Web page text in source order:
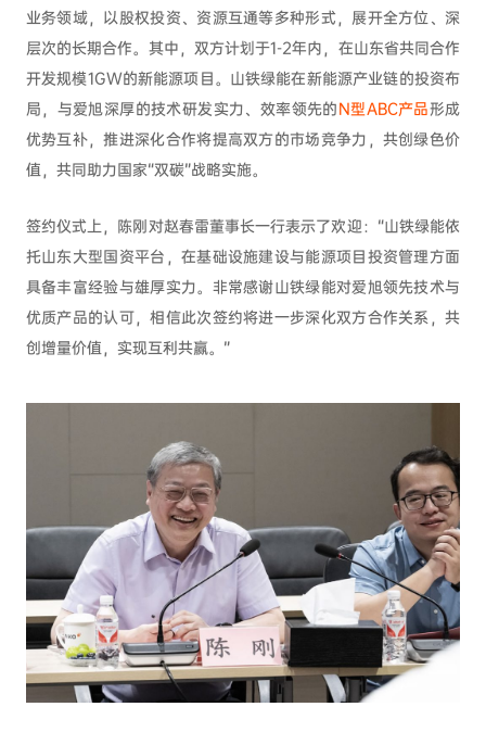
业务领域，以股权投资、资源互通等多种形式，展开全方位、深
层次的长期合作。其中，双方计划于1-2年内，在山东省共同合作
开发规模1GW的新能源项目。山铁绿能在新能源产业链的投资布
局，与爱旭深厚的技术研发实力、效率领先的N型ABC产品形成
优势互补，推进深化合作将提高双方的市场竞争力，共创绿色价
值，共同助力国家“双碳”战略实施。
签约仪式上，陈刚对赵春雷董事长一行表示了欢迎：“山铁绿能依
托山东大型国资平台，在基础设施建设与能源项目投资管理方面
具备丰富经验与雄厚实力。非常感谢山铁绿能对爱旭领先技术与
优质产品的认可，相信此次签约将进一步深化双方合作关系，共
创增量价值，实现互利共赢。”